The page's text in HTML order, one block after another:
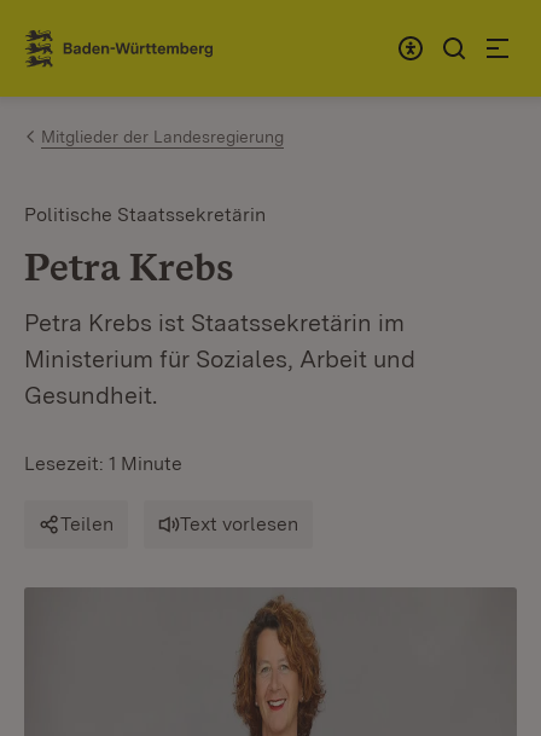
Zum Inhalt springen
Link zur Startseite
Mitglieder der Landesregierung
Politische Staatssekretärin
Petra Krebs
Petra Krebs ist Staatssekretärin im
Ministerium für Soziales, Arbeit und
Gesundheit.
Lesezeit: 1 Minute
Teilen Text vorlesen